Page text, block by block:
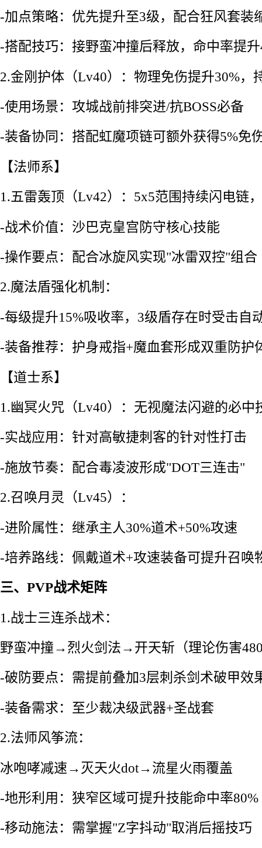
-加点策略：优先提升至3级，配合狂风套装
-搭配技巧：接野蛮冲撞后释放，命中率提升
2.金刚护体（Lv40）：物理免伤提升30%，
-使用场景：攻城战前排突进/抗BOSS必备
-装备协同：搭配虹魔项链可额外获得5%免
【法师系】
1.五雷轰顶（Lv42）：5x5范围持续闪电链
-战术价值：沙巴克皇宫防守核心技能
-操作要点：配合冰旋风实现"冰雷双控"组合
2.魔法盾强化机制：
-每级提升15%吸收率，3级盾存在时受击自
-装备推荐：护身戒指+魔血套形成双重防护
【道士系】
1.幽冥火咒（Lv40）：无视魔法闪避的必中
-实战应用：针对高敏捷刺客的针对性打击
-施放节奏：配合毒凌波形成"DOT三连击"
2.召唤月灵（Lv45）：
-进阶属性：继承主人30%道术+50%攻速
-培养路线：佩戴道术+攻速装备可提升召唤
三、PVP战术矩阵
1.战士三连杀战术：
野蛮冲撞→烈火剑法→开天斩（理论伤害
-破防要点：需提前叠加3层刺杀剑术破甲效
-装备需求：至少裁决级武器+圣战套
2.法师风筝流：
冰咆哮减速→灭天火dot→流星火雨覆盖
-地形利用：狭窄区域可提升技能命中率80%
-移动施法：需掌握"Z字抖动"取消后摇技巧